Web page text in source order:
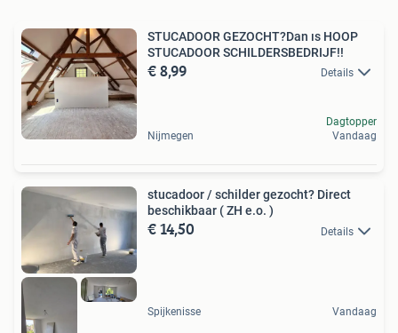
STUCADOOR GEZOCHT?Dan ıs HOOP
STUCADOOR SCHILDERSBEDRIJF!!
€ 8,99 Details
Nijmegen
Dagtopper
Vandaag
stucadoor / schilder gezocht? Direct
beschikbaar ( ZH e.o. )
€ 14,50 Details
Spijkenisse Vandaag